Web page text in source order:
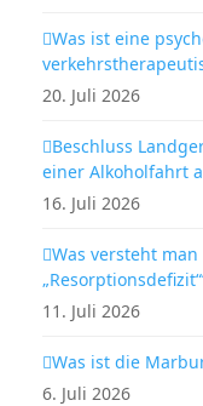
Was ist eine
20. Juli 2026
Beschluss
einer Alkoholfahrt
16. Juli 2026
Was versteht
11. Juli 2026
Was ist die
6. Juli 2026